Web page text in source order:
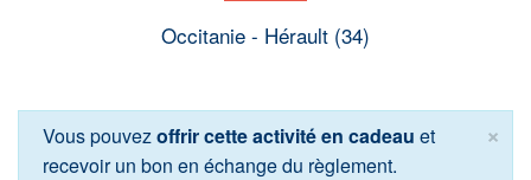
Occitanie - Hérault (34)
×
Vous pouvezoffrir cette activité en cadeau et
recevoir un bon en échange du règlement.